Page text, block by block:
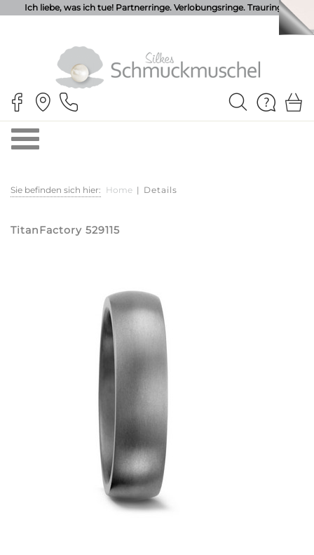
Ich liebe, was ich tue! Partnerringe. Verlobungsringe. Trauringe.
Sie befinden sich hier: Home | Details
TitanFactory 529115